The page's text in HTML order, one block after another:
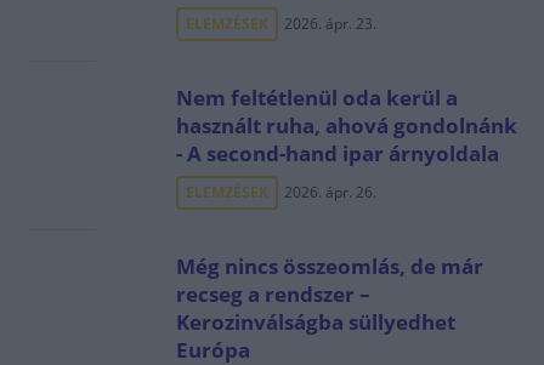
ELEMZÉSEK 2026. ápr. 23.
Nem feltétlenül oda kerül a
használt ruha, ahová gondolnánk
- A second-hand ipar árnyoldala
ELEMZÉSEK 2026. ápr. 26.
Még nincs összeomlás, de már
recseg a rendszer –
Kerozinválságba süllyedhet
Európa